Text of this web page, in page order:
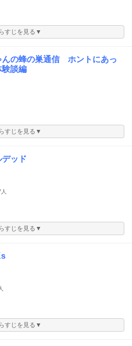
すじを見る▼
んの蜂の巣通信 ホントにあっ
験談編
すじを見る▼
デッド
すじを見る▼
すじを見る▼